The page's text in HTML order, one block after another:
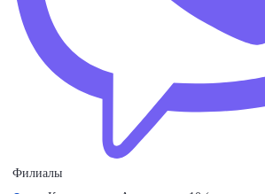
Филиалы